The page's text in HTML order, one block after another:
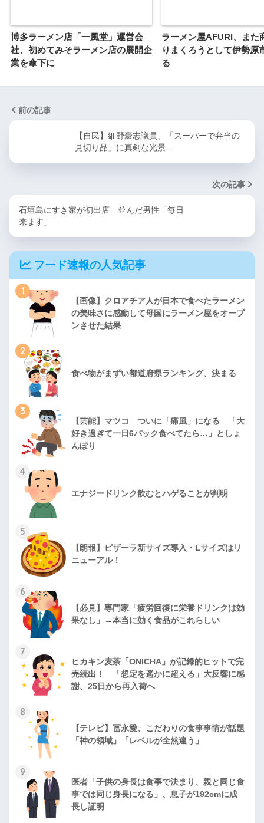
博多ラーメン店「一風堂」運営会
社、初めてみそラーメン店の展開企
業を傘下に
ラーメン屋AFURI、また
りまくろうとして伊勢原
る
前の記事
【自民】細野豪志議員、「スーパーで弁当の
見切り品」に真剣な光景…
次の記事
石垣島にすき家が初出店 並んだ男性「毎日
来ます」
フード速報の人気記事
1
【画像】クロアチア人が日本で食べたラーメン
の美味さに感動して母国にラーメン屋をオープ
ンさせた結果
2
食べ物がまずい都道府県ランキング、決まる
3
【芸能】マツコ ついに「痛風」になる 「大
好き過ぎて一日6パック食べてたら…」としょ
んぼり
4
エナジードリンク飲むとハゲることが判明
5
【朗報】ピザーラ新サイズ導入・Lサイズはリ
ニューアル！
6
【必見】専門家「疲労回復に栄養ドリンクは効
果なし」→本当に効く食品がこれらしい
7
ヒカキン麦茶「ONICHA」が記録的ヒットで完
売続出！ 「想定を遥かに超える」大反響に感
謝、25日から再入荷へ
8
【テレビ】冨永愛、こだわりの食事事情が話題
「神の領域」「レベルが全然違う」
9
医者「子供の身長は食事で決まり、親と同じ食
事では同じ身長になる」、息子が192cmに成
長し証明